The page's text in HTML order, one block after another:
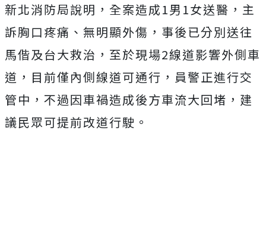
新北消防局說明，全案造成1男1女送醫，主
訴胸口疼痛、無明顯外傷，事後已分別送往
馬偕及台大救治，至於現場2線道影響外側車
道，目前僅內側線道可通行，員警正進行交
管中，不過因車禍造成後方車流大回堵，建
議民眾可提前改道行駛。